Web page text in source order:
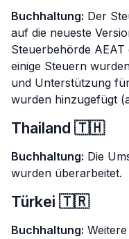
Buchhaltung: Der
auf die neueste
Steuerbehörde
einige Steuern
und Unterstützung
wurden hinzugefügt
Thailand 🇹🇭
Buchhaltung: Die
wurden überarbeitet.
Türkei 🇹🇷
Buchhaltung: